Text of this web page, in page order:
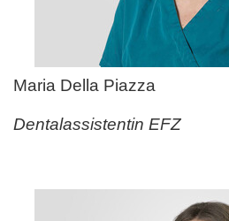
Maria Della Piazza
Dentalassistentin EFZ